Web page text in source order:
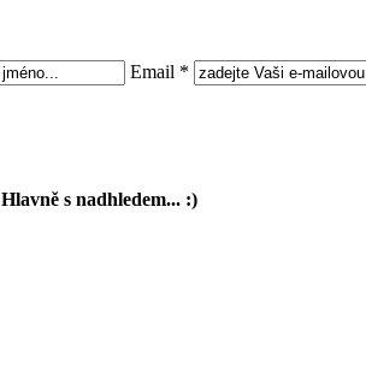
Email *
Hlavně s nadhledem... :)